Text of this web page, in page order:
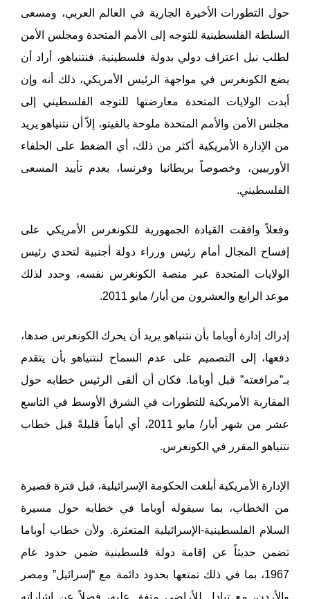
حول التطورات الأخيرة الجارية في العالم العربي، ومسعى
السلطة الفلسطينية للتوجه إلى الأمم المتحدة ومجلس الأمن
لطلب نيل اعتراف دولي بدولة فلسطينية. فنتنياهو، أراد أن
يضع الكونغرس في مواجهة الرئيس الأمريكي، ذلك أنه وإن
أبدت الولايات المتحدة معارضتها للتوجه الفلسطيني إلى
مجلس الأمن والأمم المتحدة ملوحة بالفيتو، إلاّ أن نتنياهو يريد
من الإدارة الأمريكية أكثر من ذلك، أي الضغط على الحلفاء
الأوربيين، وخصوصاً بريطانيا وفرنسا، بعدم تأييد المسعى
الفلسطيني.
وفعلاً وافقت القيادة الجمهورية للكونغرس الأمريكي على
إفساح المجال أمام رئيس وزراء دولة أجنبية لتحدي رئيس
الولايات المتحدة عبر منصة الكونغرس نفسه، وحدد لذلك
موعد الرابع والعشرون من أيار/ مايو 2011.
إدراك إدارة أوباما بأن نتنياهو يريد أن يحرك الكونغرس ضدها،
دفعها، إلى التصميم على عدم السماح لنتنياهو بأن يتقدم
بـ”مرافعته” قبل أوباما. فكان أن ألقى الرئيس خطابه حول
المقاربة الأمريكية للتطورات في الشرق الأوسط في التاسع
عشر من شهر أيار/ مايو 2011، أي أياماً قليلةً قبل خطاب
نتنياهو المقرر في الكونغرس.
الإدارة الأمريكية أبلغت الحكومة الإسرائيلية، قبل فترة قصيرة
من الخطاب، بما سيقوله أوباما في خطابه حول مسيرة
السلام الفلسطينية-الإسرائيلية المتعثرة. ولأن خطاب أوباما
تضمن حديثاً عن إقامة دولة فلسطينية ضمن حدود عام
1967، بما في ذلك تمتعها بحدود دائمة مع “إسرائيل” ومصر
والأردن، مع تبادل للأراضي متفق عليه، فضلاً عن إشاراته